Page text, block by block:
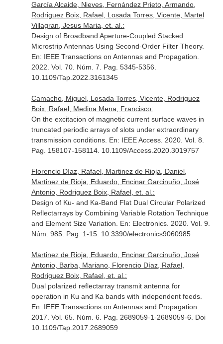
García Alcaide, Nieves, Fernández Prieto, Armando,
Rodriguez Boix, Rafael, Losada Torres, Vicente, Martel
Villagran, Jesus Maria, et. al.:
Design of Broadband Aperture-Coupled Stacked
Microstrip Antennas Using Second-Order Filter Theory.
En: IEEE Transactions on Antennas and Propagation
2022. Vol. 70. Núm. 7. Pag. 5345-5356.
10.1109/Tap.2022.3161345
Camacho, Miguel, Losada Torres, Vicente, Rodriguez
Boix, Rafael, Medina Mena, Francisco:
On the excitacion of magnetic current surface waves in
truncated periodic arrays of slots under extraordinary
transmission conditions. En: IEEE Access. 2020. Vol. 8.
Pag. 158107-158114. 10.1109/Access.2020.3019757
Florencio Díaz, Rafael, Martinez de Rioja, Daniel,
Martinez de Rioja, Eduardo, Encinar Garcinuño, José
Antonio, Rodriguez Boix, Rafael, et. al.:
Design of Ku- and Ka-Band Flat Dual Circular Polarized
Reflectarrays by Combining Variable Rotation Technique
and Element Size Variation. En: Electronics. 2020. Vol. 9.
Núm. 985. Pag. 1-15. 10.3390/electronics9060985
Martinez de Rioja, Eduardo, Encinar Garcinuño, José
Antonio, Barba, Mariano, Florencio Díaz, Rafael,
Rodriguez Boix, Rafael, et. al.:
Dual polarized reflectarray transmit antenna for
operation in Ku and Ka bands with independent feeds.
En: IEEE Transactions on Antennas and Propagation
2017. Vol. 65. Núm. 6. Pag. 2689059-1-2689059-6. Doi
10.1109/Tap.2017.2689059